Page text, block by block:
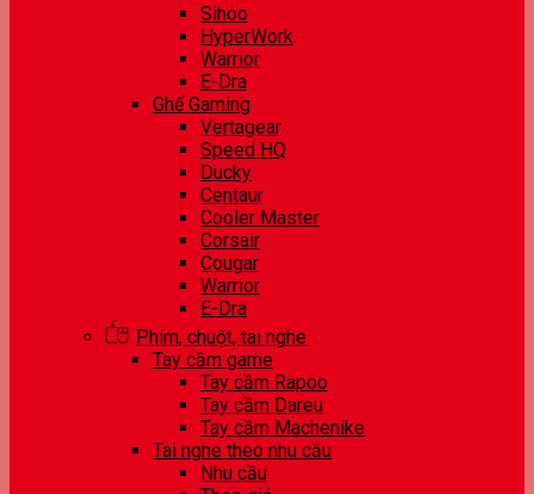
Sihoo
HyperWork
Warrior
E-Dra
Ghế Gaming
Vertagear
Speed HQ
Ducky
Centaur
Cooler Master
Corsair
Cougar
Warrior
E-Dra
Phím, chuột, tai nghe
Tay cầm game
Tay cầm Rapoo
Tay cầm Dareu
Tay cầm Machenike
Tai nghe theo nhu cầu
Nhu cầu